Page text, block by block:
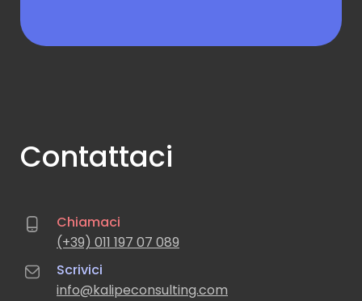
Contattaci
Chiamaci
(+39) 011 197 07 089
Scrivici
info@kalipeconsulting.com